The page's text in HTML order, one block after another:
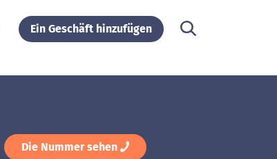
Ein Geschäft hinzufügen
Die Nummer sehen